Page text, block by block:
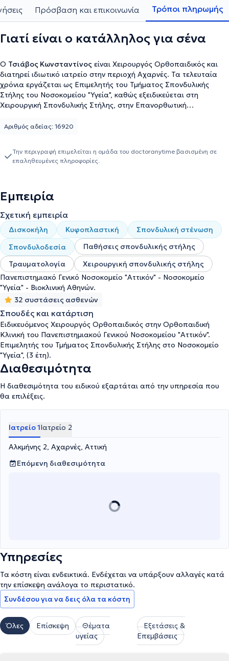
Πρόσβαση και επικοινωνία Τρόποι πληρωμής
Γιατί είναι ο κατάλληλος για σένα
Ο Τσιάβος Κωνσταντίνος είναι Χειρουργός Ορθοπαιδικός και
διατηρεί ιδιωτικό ιατρείο στην περιοχή Αχαρνές. Τα τελευταία
χρόνια εργάζεται ως Επιμελητής του Τμήματος Σπονδυλικής
Στήλης του Νοσοκομείου "Υγεία", καθώς εξειδικεύεται στη
Χειρουργική Σπονδυλικής Στήλης, στην Επανορθωτική
πτυχιούχος της Ιατρικής Σχολής του Εθνικού και Καποδιστριακού
την Οστεοπόρωση στο ίδιο Πανεπιστήμιο. Ξεκίνησε την
εξειδίκευσή του στην Ορθοπαιδική Χειρουργική ως συνεργάτης
Ορθοπαιδικός στα μεγαλύτερα νοσοκομεία των Αθηνών,
και στο Γενικό Νοσοκομείο Παίδων "Π. & Α. Κυριακού" (1 έτος).
Συγκεντρώνει εμπειρία μεγαλύτερη των 10 ετών στην Χειρουργική
Ορθοπαιδική, ενώ μέχρι σήμερα χειρουργεί με επιτυχία πολύ
μεγάλο αριθμό ασθενών καθημερινά, σε παθήσεις που αφορούν
τη Σπονδυλική Στήλη. Το κλινικό του ενδιαφέρον εστιάζει στις
παθήσεις της Σπονδυλικής Στήλης σε ενήλικες και σε συγγενείς
παθήσεις παιδιών στην σπονδυλική στήλη (σκολίωση).
Επιμορφώνεται συνεχώς και παρακολουθεί σεμινάρια και ειδικές
μετεκπαιδεύσεις στην Ελλάδα και στην Ευρώπη, ενώ έχει λάβει
πιστοποίηση AO Course Advance In Operative Fracture
Management. Τέλος, αριθμεί 5 ακαδημαϊκές δημοσιεύσεις, από
τις οποίες η τελευταία δημοσιεύτηκε το 2016 με τη συμμετοχή
ακαδημαϊκών και συναδέλφων του.
Αριθμός αδείας: 16920
Την περιγραφή επιμελείται η ομάδα του doctoranytime βασισμένη σε
επαληθευμένες πληροφορίες.
Εμπειρία
Σχετική εμπειρία
Δισκοκήλη Κυφοπλαστική
Σπονδυλική στένωση
Σπονδυλοδεσία
Παθήσεις σπονδυλικής στήλης
Τραυματολογία
Χειρουργική σπονδυλικής στήλης
Πανεπιστημιακό Γενικό Νοσοκομείο "Αττικόν" - Νοσοκομείο
"Υγεία" - Βιοκλινική Αθηνών.
32 συστάσεις ασθενών
Σπουδές και κατάρτιση
Ειδικευόμενος Χειρουργός Ορθοπαιδικός στην Ορθοπαιδική
Κλινική του Πανεπιστημιακού Γενικού Νοσοκομείου "Αττικόν".
Επιμελητής του Τμήματος Σπονδυλικής Στήλης στο Νοσοκομείο
"Υγεία", (3 έτη).
Διαθεσιμότητα
Η διαθεσιμότητα του ειδικού εξαρτάται από την υπηρεσία που
θα επιλέξεις.
Ιατρείο 1Ιατρείο 2
Αλκμήνης 2, Αχαρνές, Αττική
Επόμενη διαθεσιμότητα
Υπηρεσίες
Τα κόστη είναι ενδεικτικά. Ενδέχεται να υπάρξουν αλλαγές κατά
την επίσκεψη ανάλογα το περιστατικό.
Συνδέσου για να δεις όλα τα κόστη
Όλες Επίσκεψη
Θέματα
υγείας
Εξετάσεις &
Επεμβάσεις